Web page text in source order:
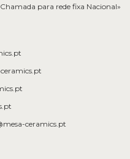
para rede fixa Nacional»
ceramics.pt